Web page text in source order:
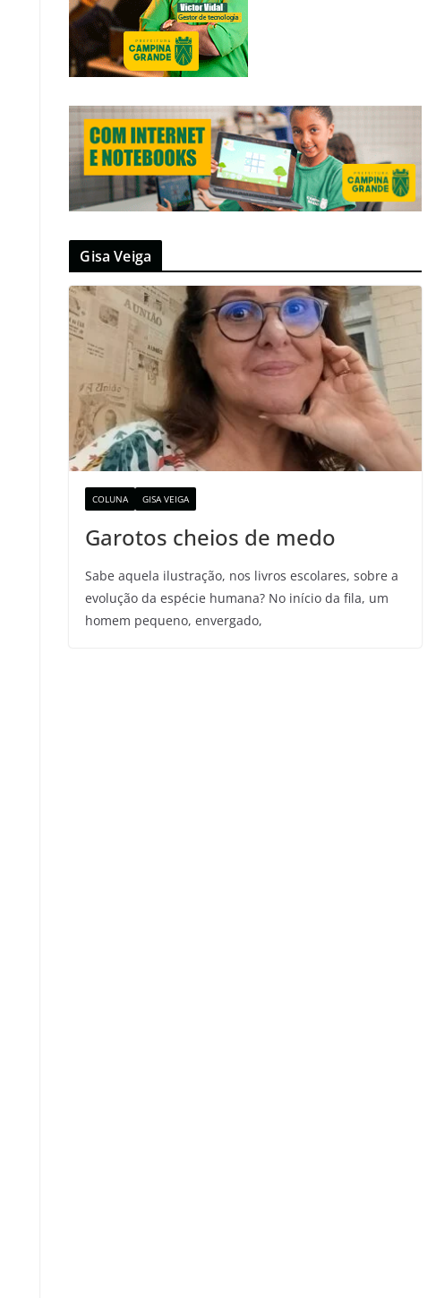
Gisa Veiga
COLUNA GISA VEIGA
Garotos cheios de medo
Sabe aquela ilustração, nos livros escolares, sobre a
evolução da espécie humana? No início da fila, um
homem pequeno, envergado,